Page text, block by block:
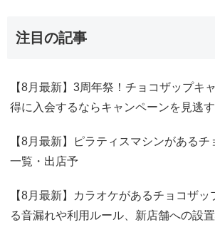
注目の記事
【8月最新】3周年祭！チョコザップキ
得に入会するならキャンペーンを見逃す
【8月最新】ピラティスマシンがある
一覧・出店予
【8月最新】カラオケがあるチョコザ
る音漏れや利用ルール、新店舗への設置